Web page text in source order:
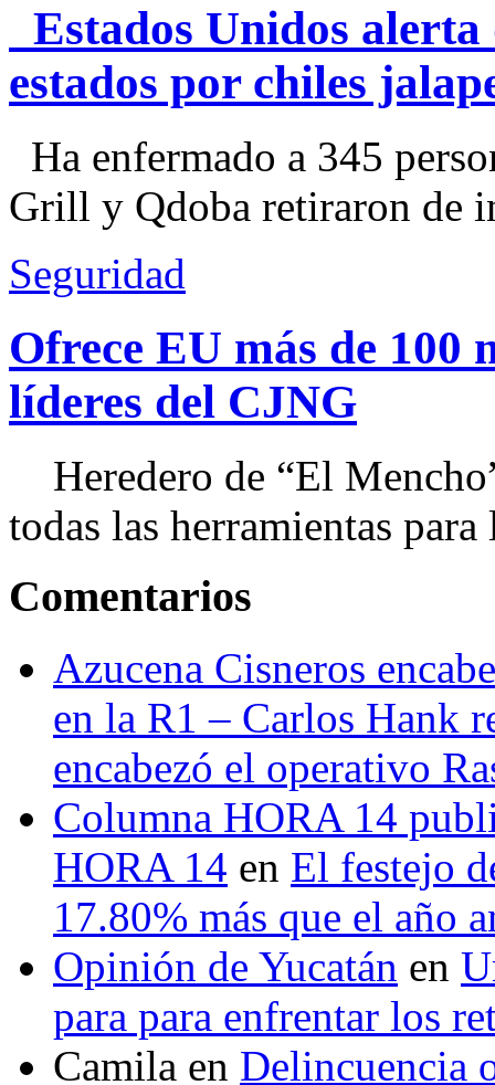
Estados Unidos alerta
estados por chiles
Ha enfermado a 345
Grill y Qdoba retiraron de
Seguridad
Ofrece EU más de 100
líderes del CJNG
Heredero de “El
todas las herramientas
Comentarios
Azucena Cisneros
en la R1 – Carlos Hank
encabezó el operativo
Columna HORA 14
HORA 14 en El festejo
17.80% más que el año
Opinión de Yucatán en
para para enfrentar los
Camila en Delincuencia